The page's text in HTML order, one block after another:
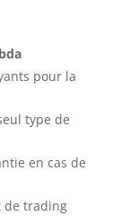
pour la
type de
en cas de
de trading